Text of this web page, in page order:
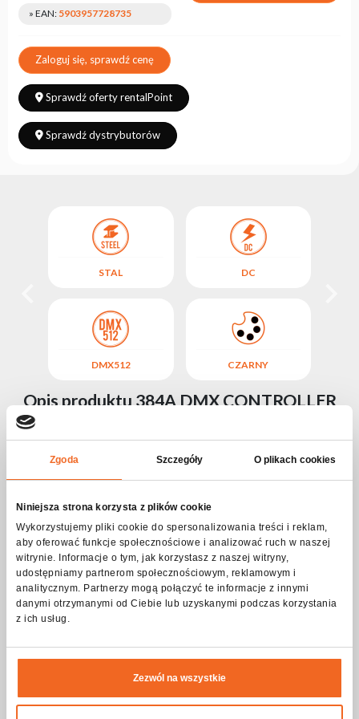
Zgoda Szczegóły O plikach cookies
Niniejsza strona korzysta z plików cookie
Wykorzystujemy pliki cookie do spersonalizowania treści i reklam,
aby oferować funkcje społecznościowe i analizować ruch w naszej
witrynie. Informacje o tym, jak korzystasz z naszej witryny,
udostępniamy partnerom społecznościowym, reklamowym i
analitycznym. Partnerzy mogą połączyć te informacje z innymi
danymi otrzymanymi od Ciebie lub uzyskanymi podczas korzystania
z ich usług.
Zezwól na wszystkie
» EAN: 5903957728735
Zaloguj się, sprawdź cenę
Sprawdź oferty rentalPoint
Sprawdź dystrybutorów
STAL
DMX512
DC
CZARNY
Opis produktu 384A DMX CONTROLLER
Kontroler 384A DMX CONTROLLER 384ch 2019 to
obsługuje do 24 inteligentnych świateł, z możliwością
banków chase, z możliwością zapisania 8 scen, oraz 6 chase, z
maksymalnie 24 scenami w każdej. Umożliwia nagrywanie do 6
chase z regulowanym czasem przenikania i prędkością.Urządzenie
wyposażone jest w 16 suwaków, co zapewnia precyzyjną
kontrolę nad kanałami. Obsługuje kontrolę MIDI dla banków,
chase oraz poziomów oświetlenia. Wbudowany mikrofon pozwala
na pracę w trybie muzycznym, a program automatyczny jest
sterowany suwakami.Kontroler posiada wejście/wyjście DMX 3-
pin XLR oraz zasilanie 9V DC. Jest zasilany zewnętrznym
zasilaczem.
Specyfikacja 384A DMX CONTROLLER
384ch 2019